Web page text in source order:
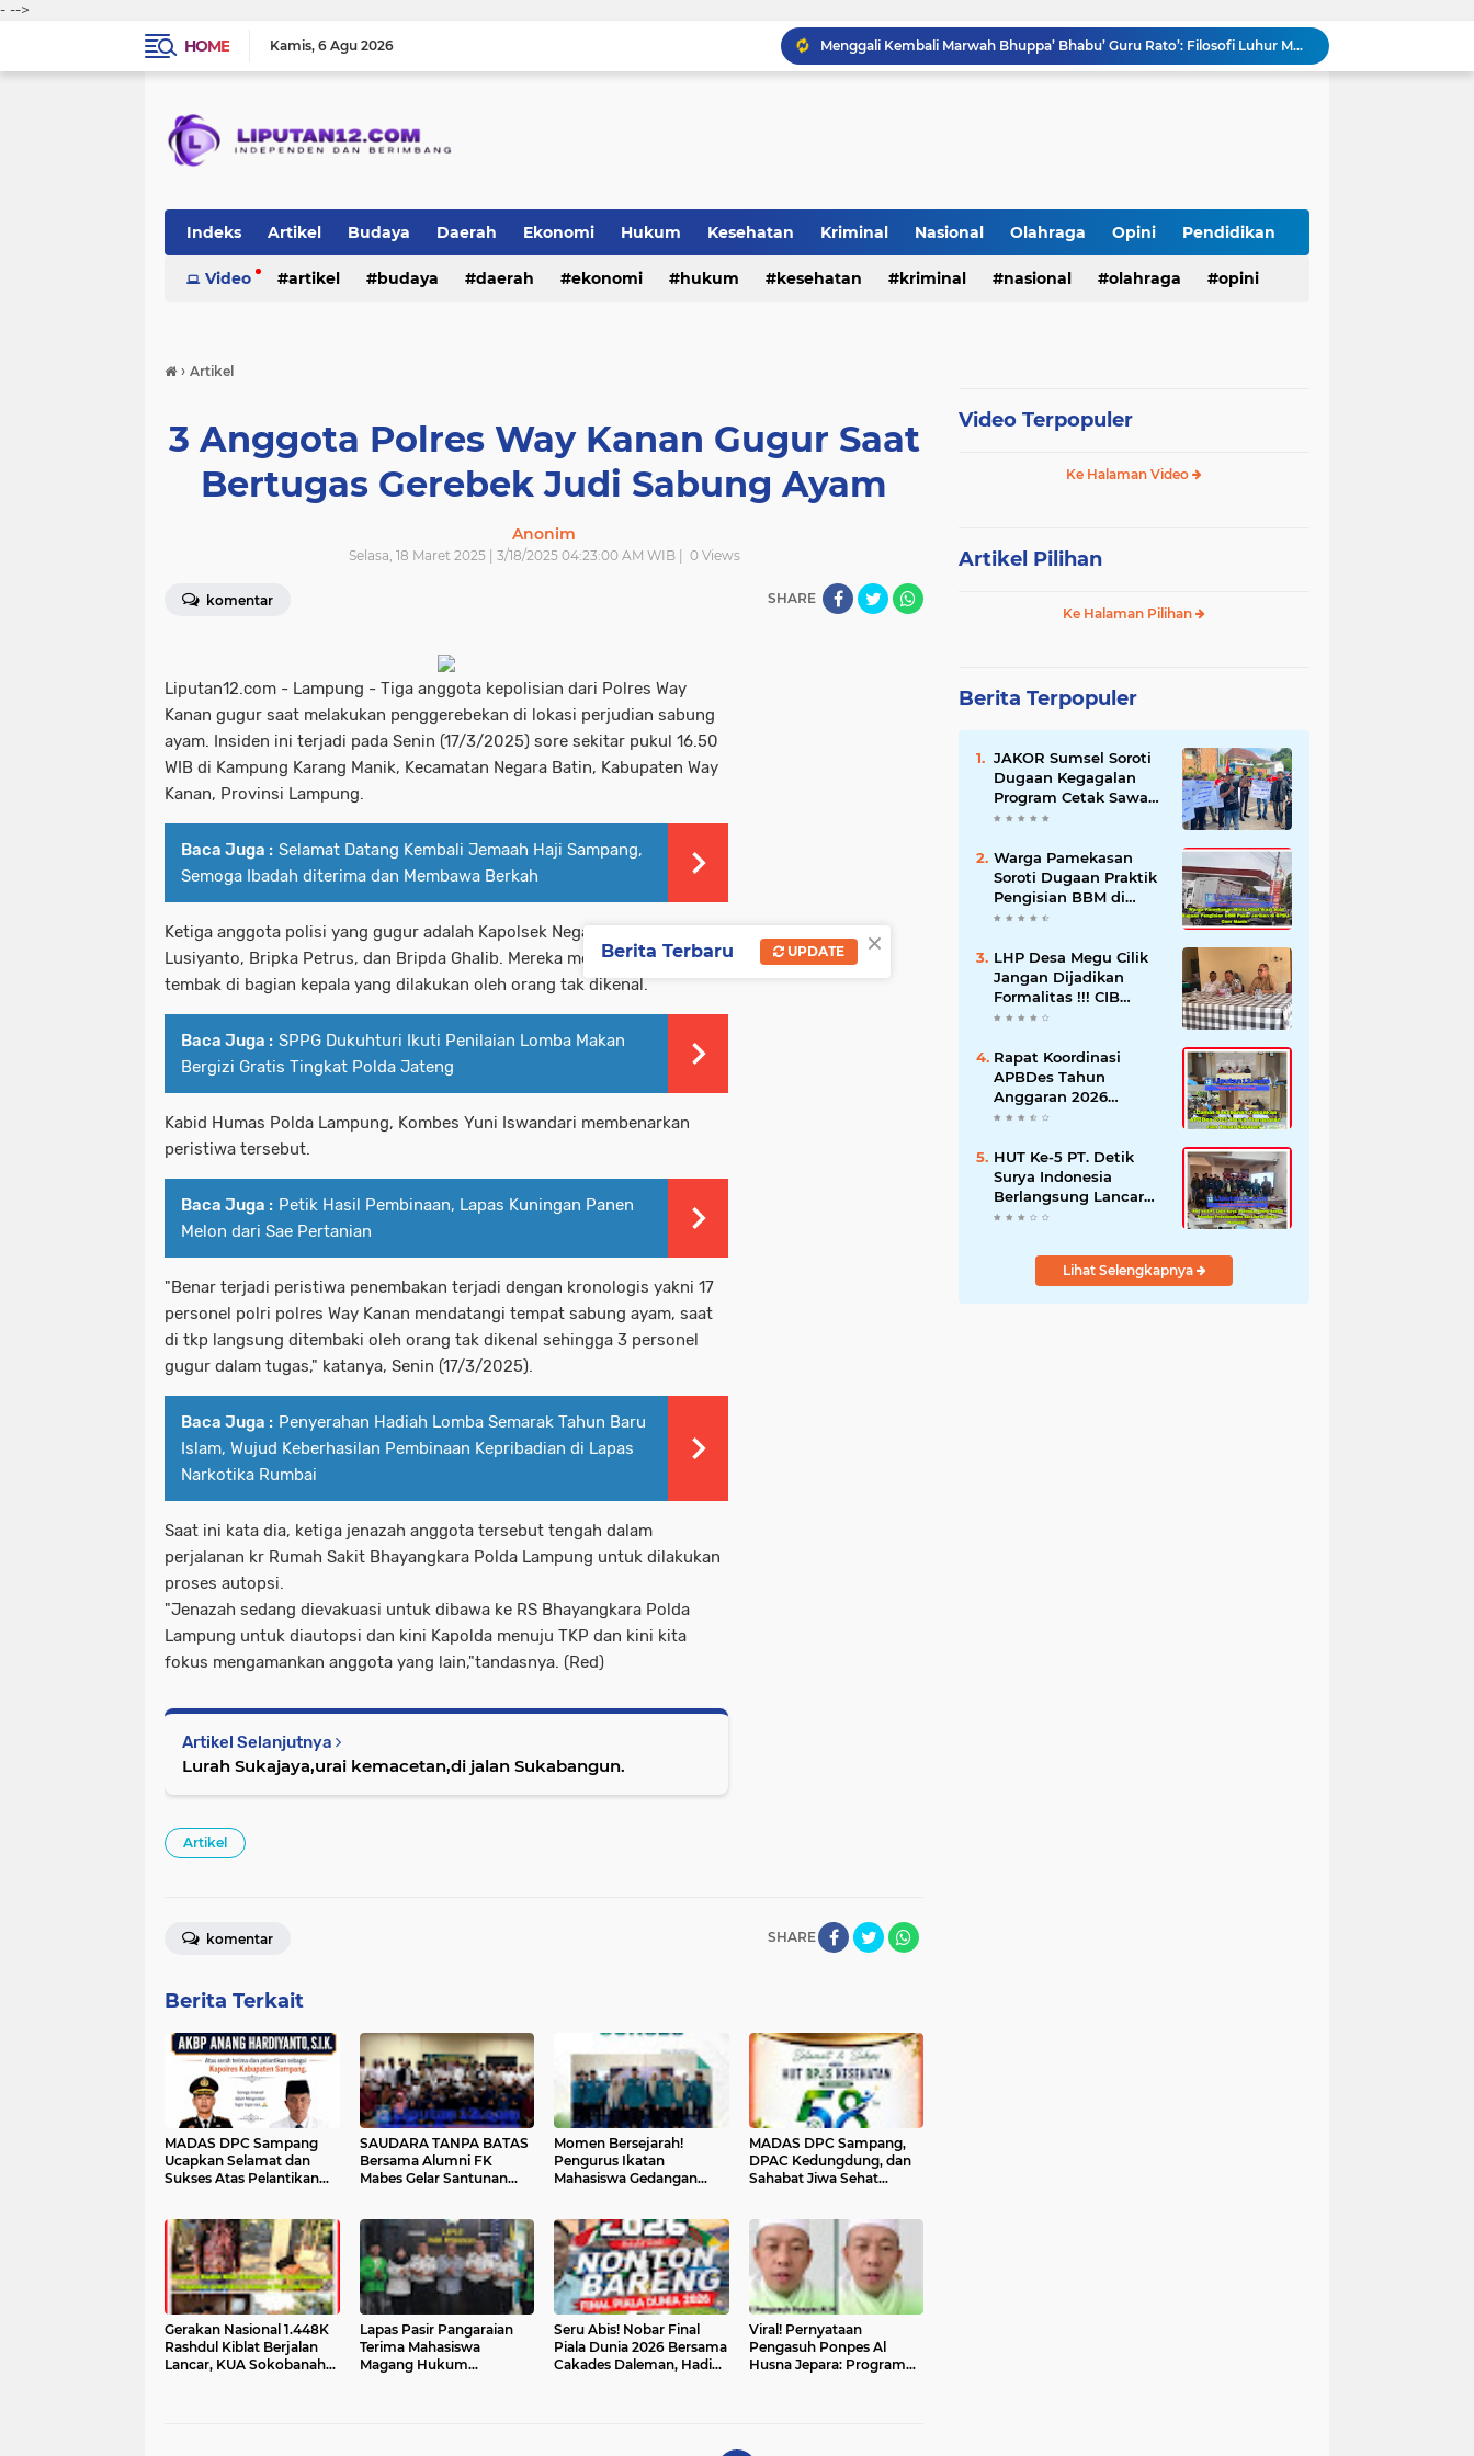
- -->
HOME
Kamis 6 Agu 2026
Menggali Kembali Marwah Bhuppa’ Bhabu’ Guru Rato’: Filosofi Luhur Madura di Tengah Arus Modernisasi
BMKG Peringatkan Ancaman Kekeringan dan Kebakaran Hutan-Lahan, Masyarakat Diminta Tingkatkan Kewaspadaan
Indeks Artikel Budaya Daerah Ekonomi Hukum Kesehatan Kriminal Nasional Olahraga Opini Pendidikan
Peristiwa Politik TNI-Polri sosial
Video artikel budaya daerah ekonomi hukum kesehatan kriminal nasional olahraga opini
› Artikel
3 Anggota Polres Way Kanan Gugur Saat
Bertugas Gerebek Judi Sabung Ayam
Anonim
Selasa, 18 Maret 2025 | 3/18/2025 04:23:00 AM WIB | 0Views
komentar SHARE
Liputan12.com - Lampung - Tiga anggota kepolisian dari Polres Way
Kanan gugur saat melakukan penggerebekan di lokasi perjudian sabung
ayam. Insiden ini terjadi pada Senin (17/3/2025) sore sekitar pukul 16.50
WIB di Kampung Karang Manik, Kecamatan Negara Batin, Kabupaten Way
Kanan, Provinsi Lampung.
Baca Juga : Selamat Datang Kembali Jemaah Haji Sampang,
Semoga Ibadah diterima dan Membawa Berkah
Ketiga anggota polisi yang gugur adalah Kapolsek Negara Batin IPTU
Lusiyanto, Bripka Petrus, dan Bripda Ghalib. Mereka mengalami luka
tembak di bagian kepala yang dilakukan oleh orang tak dikenal.
Baca Juga : SPPG Dukuhturi Ikuti Penilaian Lomba Makan
Bergizi Gratis Tingkat Polda Jateng
Kabid Humas Polda Lampung, Kombes Yuni Iswandari membenarkan
peristiwa tersebut.
Baca Juga : Petik Hasil Pembinaan, Lapas Kuningan Panen
Melon dari Sae Pertanian
"Benar terjadi peristiwa penembakan terjadi dengan kronologis yakni 17
personel polri polres Way Kanan mendatangi tempat sabung ayam, saat
di tkp langsung ditembaki oleh orang tak dikenal sehingga 3 personel
gugur dalam tugas," katanya, Senin (17/3/2025).
Baca Juga : Penyerahan Hadiah Lomba Semarak Tahun Baru
Islam, Wujud Keberhasilan Pembinaan Kepribadian di Lapas
Narkotika Rumbai
Saat ini kata dia, ketiga jenazah anggota tersebut tengah dalam
perjalanan kr Rumah Sakit Bhayangkara Polda Lampung untuk dilakukan
proses autopsi.
"Jenazah sedang dievakuasi untuk dibawa ke RS Bhayangkara Polda
Lampung untuk diautopsi dan kini Kapolda menuju TKP dan kini kita
fokus mengamankan anggota yang lain,"tandasnya. (Red)
Artikel Selanjutnya
Lurah Sukajaya,urai kemacetan,di jalan Sukabangun.
Artikel
SHARE
komentar
Berita Terkait
MADAS DPC Sampang
Ucapkan Selamat dan
Sukses Atas Pelantikan
Sampang
SAUDARA TANPA BATAS
Bersama Alumni FK
Mabes Gelar Santunan
Kepedulian Sosial
Momen Bersejarah!
Pengurus Ikatan
Mahasiswa Gedangan
Perubahan Positif
MADAS DPC Sampang,
DPAC Kedungdung, dan
Sahabat Jiwa Sehat
Apresiasi Dedikasi
Perlindungan Kesehatan
Rakyat
Gerakan Nasional 1.448K
Rashdul Kiblat Berjalan
Lancar, KUA Sokobanah
Lapas Pasir Pangaraian
Terima Mahasiswa
Magang Hukum
Seru Abis! Nobar Final
Piala Dunia 2026 Bersama
Cakades Daleman, Hadiah
Viral! Pernyataan
Pengasuh Ponpes Al
Husna Jepara: Program
Video Terpopuler
Ke Halaman Video
Artikel Pilihan
Ke Halaman Pilihan
Berita Terpopuler
JAKOR Sumsel Soroti
Dugaan Kegagalan
Program Cetak Sawah
Rp105 Miliar di Ogan
Pertanian Mundur
Warga Pamekasan
Soroti Dugaan Praktik
Pengisian BBM di
SPBU Cem Manis,
Pengawasan
LHP Desa Megu Cilik
Jangan Dijadikan
Formalitas !!! CIB
Desak Inspektorat
dan Hentikan Dugaan
Permainan Oknum
Rapat Koordinasi
APBDes Tahun
Anggaran 2026
Semester II,
Sokobanah Libatkan 12
Desa
HUT Ke-5 PT. Detik
Surya Indonesia
Berlangsung Lancar
dan Profesional,
Wartawan
Lihat Selengkapnya
×
Berita Terbaru UPDATE